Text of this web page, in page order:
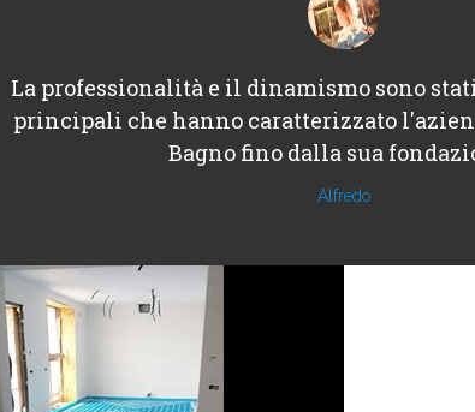
La professionalità e il dinamismo sono
principali che hanno caratterizzato
Bagno fino dalla sua
Alfredo